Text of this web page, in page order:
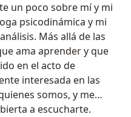
un poco sobre mí y mi
psicodinámica y mi
Más allá de las
ama aprender y que
en el acto de
interesada en las
somos, y me
a escucharte.